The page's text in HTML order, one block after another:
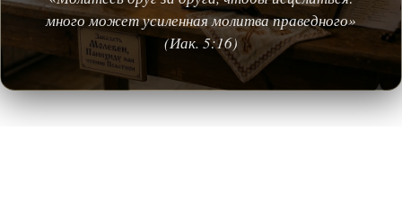
много может усиленная молитва праведного»
(Иак. 5:16)